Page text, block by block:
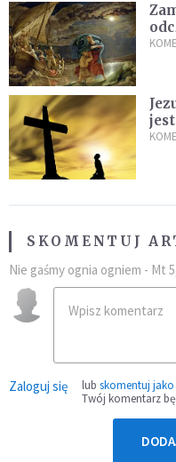
SKOMENTUJ
Nie gaśmy ognia ogniem - Mt
Zaloguj się lub skomentuj jako
Twój komentarz